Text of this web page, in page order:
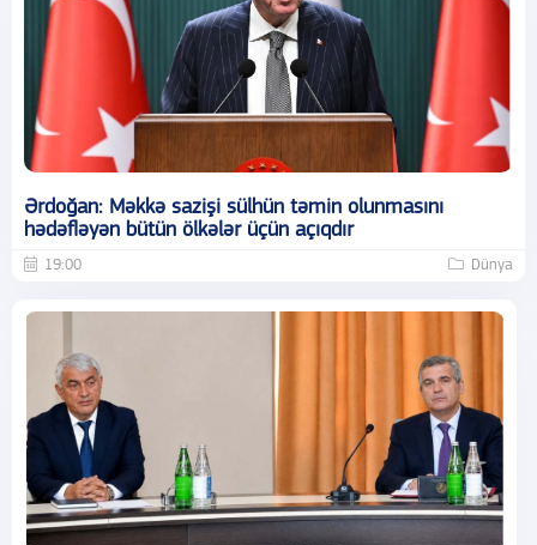
Ərdoğan: Məkkə sazişi sülhün təmin olunmasını
hədəfləyən bütün ölkələr üçün açıqdır
19:00 Dünya